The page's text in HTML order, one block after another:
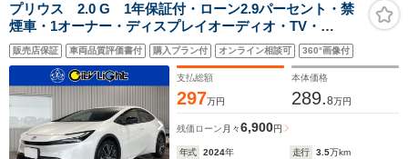
プリウス 2.0 G 1年保証付・ローン2.9パーセント・禁
煙車・1オーナー・ディスプレイオーディオ・TV・
Bluetooth・バックモニター・トヨタセーフティ・クルー
ズコントロール・ブラインドスポットモニター・シート
ヒーター・ドラレコ
販売店保証 車両品質評価書付 購入プラン付 オンライン相談可 360°画像付
支払総額
297万円
本体価格
289.8万円
残価ローン 月々6,900円
年式 2024年 走行 3.5万km